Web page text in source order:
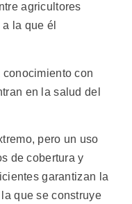
agricultores
la que él
con
en la salud del
pero un uso
de cobertura y
garantizan la
que se construye